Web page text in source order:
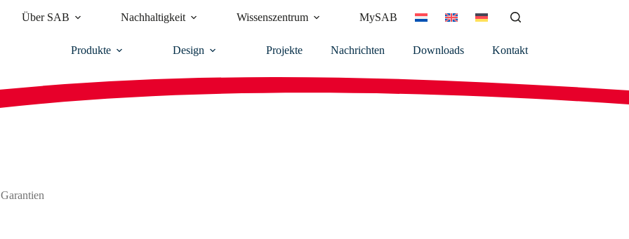
Über SAB Nachhaltigkeit Wissenszentrum MySAB
Produkte Design Projekte Nachrichten Downloads Kontakt